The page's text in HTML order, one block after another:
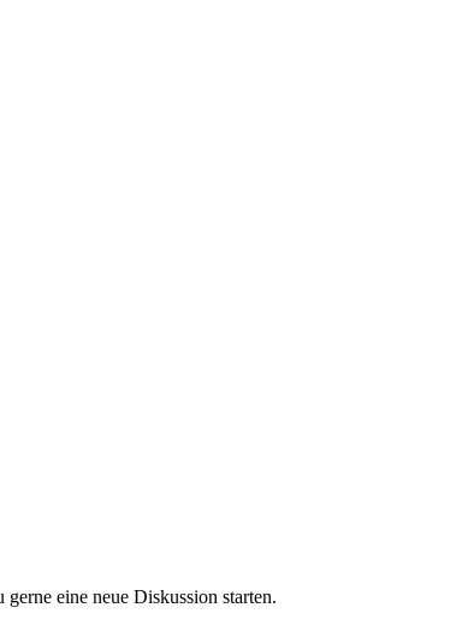
eine neue Diskussion starten.